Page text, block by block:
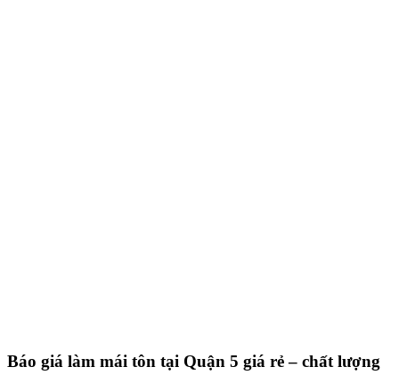
Báo giá làm mái tôn tại Quận 5 giá rẻ – chất lượng